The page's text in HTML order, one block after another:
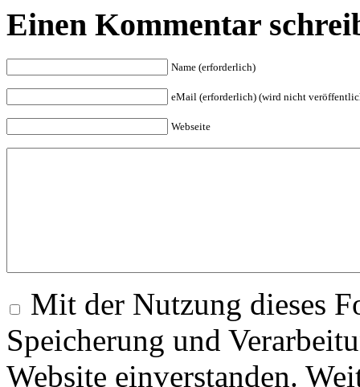
Einen Kommentar
Name (erforderlich)
eMail (erforderlich) (wird nicht
Webseite
Mit der Nutzung dieses
Speicherung und
Website einverstanden.